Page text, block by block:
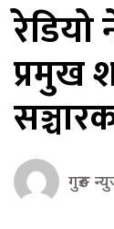
प्रमुख
गुरुङ